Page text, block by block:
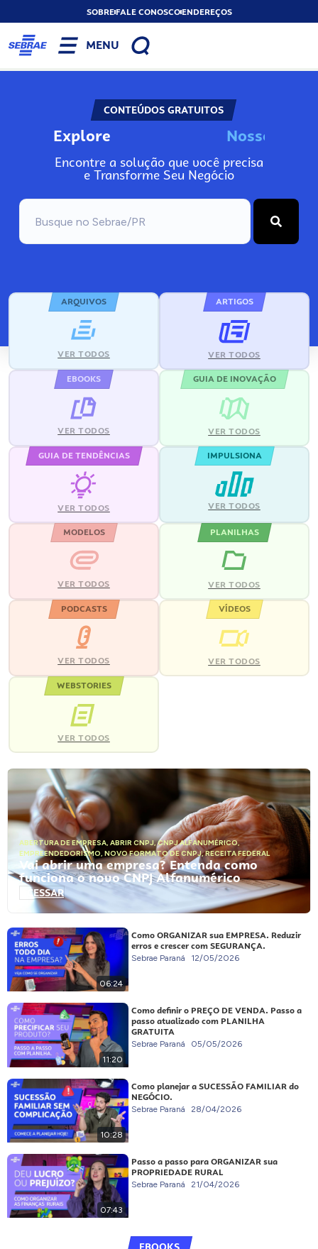
SOBREFALE CONOSCOENDEREÇOS
MENU
CONTEÚDOS GRATUITOS
Explore Nos
Encontre a solução que você precisa
e Transforme Seu Negócio
ARQUIVOS
VER TODOS
ARTIGOS
VER TODOS
EBOOKS
VER TODOS
GUIA DE INOVAÇÃO
VER TODOS
GUIA DE TENDÊNCIAS
VER TODOS
IMPULSIONA
VER TODOS
MODELOS
VER TODOS
PLANILHAS
VER TODOS
PODCASTS
VER TODOS
VÍDEOS
VER TODOS
WEBSTORIES
VER TODOS
ABERTURA DE EMPRESA, ABRIR CNPJ,CNPJ ALFANUMÉRICO,
EMPREENDEDORISMO, NOVO FORMATO DE CNPJ,RECEITA FEDERAL
Vai abrir uma empresa? Entenda como
funciona o novo CNPJ Alfanumérico
ACESSAR
06:24
Como ORGANIZAR sua EMPRESA. Reduzir
erros e crescer com SEGURANÇA.
Sebrae Paraná 12/05/2026
11:20
Como definir o PREÇO DE VENDA. Passo a
passo atualizado com PLANILHA
GRATUITA
Sebrae Paraná 05/05/2026
10:28
Como planejar a SUCESSÃO FAMILIAR do
NEGÓCIO.
Sebrae Paraná 28/04/2026
07:43
Passo a passo para ORGANIZAR sua
PROPRIEDADE RURAL
Sebrae Paraná 21/04/2026